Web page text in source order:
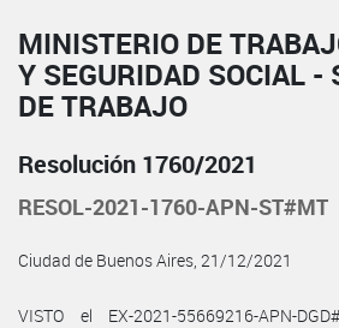
MINISTERIO DE
Y SEGURIDAD SOCIAL -
DE TRABAJO
Resolución 1760/2021
RESOL-2021-1760-APN-ST#MT
Ciudad de Buenos Aires, 21/12/2021
VISTO el EX-2021-55669216-APN-